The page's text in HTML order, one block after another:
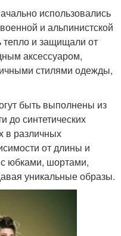
использовались
и альпинистской
тепло и защищали от
аксессуаром,
стилями одежды,
быть выполнены из
до синтетических
в различных
от длины и
с юбками, шортами,
уникальные образы.